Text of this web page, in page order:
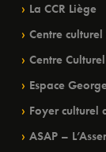
La CCR Liège
Centre
Centre
Espace
Foyer culturel
ASAP –